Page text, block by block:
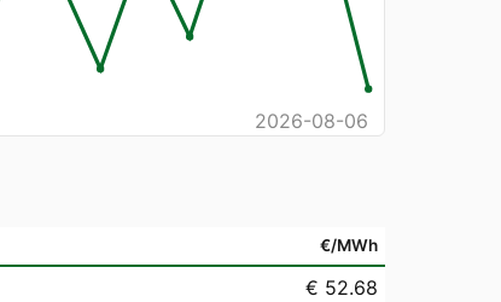
2026-08-06
€/MWh
€ 52.68